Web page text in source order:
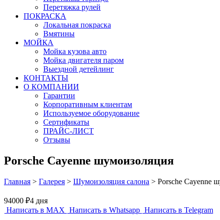
Перетяжка рулей
ПОКРАСКА
Локальная покраска
Вмятины
МОЙКА
Мойка кузова авто
Мойка двигателя паром
Выездной детейлинг
КОНТАКТЫ
О КОМПАНИИ
Гарантии
Корпоративным клиентам
Используемое оборудование
Сертификаты
ПРАЙС-ЛИСТ
Отзывы
Porsche Cayenne шумоизоляция
Главная > Галерея > Шумоизоляция салона > Porsche Cayenne
94000 ₽4 дня
Написать в MAX Написать в Whatsapp Написать в Telegram